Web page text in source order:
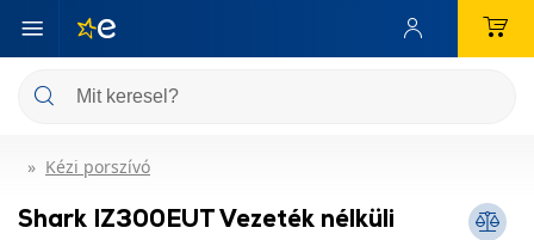
Kézi porszívó
Shark IZ300EUT Vezeték nélküli